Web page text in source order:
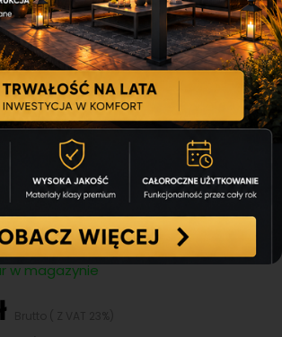
20V 4Ah Worx Pro
WORX
w magazynie